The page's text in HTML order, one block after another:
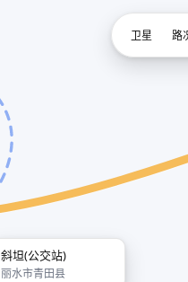
斜坦(公交站)
丽水市青田县
卫星 路